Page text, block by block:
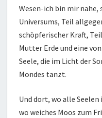
Wesen-ich bin mir nahe,
Universums, Teil
schöpferischer Kraft,
Mutter Erde und eine
Seele, die im Licht der
Mondes tanzt.
Und dort, wo alle
wo weiches Moos zum